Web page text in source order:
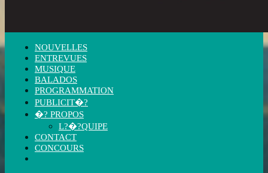
NOUVELLES
ENTREVUES
MUSIQUE
BALADOS
PROGRAMMATION
PUBLICIT�?
�? PROPOS
L?�?QUIPE
CONTACT
CONCOURS